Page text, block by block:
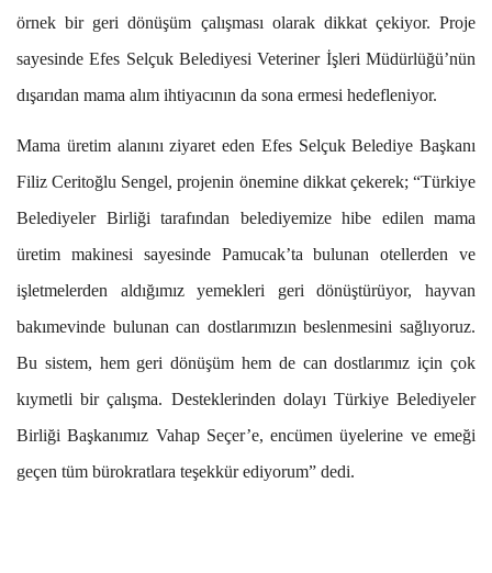
örnek bir geri dönüşüm çalışması olarak dikkat çekiyor. Proje
sayesinde Efes Selçuk Belediyesi Veteriner İşleri Müdürlüğü’nün
dışarıdan mama alım ihtiyacının da sona ermesi hedefleniyor.
Mama üretim alanını ziyaret eden Efes Selçuk Belediye Başkanı
Filiz Ceritoğlu Sengel, projenin önemine dikkat çekerek; “Türkiye
Belediyeler Birliği tarafından belediyemize hibe edilen mama
üretim makinesi sayesinde Pamucak’ta bulunan otellerden ve
işletmelerden aldığımız yemekleri geri dönüştürüyor, hayvan
bakımevinde bulunan can dostlarımızın beslenmesini sağlıyoruz.
Bu sistem, hem geri dönüşüm hem de can dostlarımız için çok
kıymetli bir çalışma. Desteklerinden dolayı Türkiye Belediyeler
Birliği Başkanımız Vahap Seçer’e, encümen üyelerine ve emeği
geçen tüm bürokratlara teşekkür ediyorum” dedi.